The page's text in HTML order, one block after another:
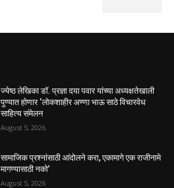
ज्येष्ठ लेखिका डॉ. प्रज्ञा दया पवार यांच्या अध्यक्षतेखाली
पुण्यात होणार ‘लोकशाहीर अण्णा भाऊ साठे विचारवेध
साहित्य संमेलन
August 5, 2026
सामाजिक प्रश्नांसाठी आंदोलने करा, एकामागे एक राजीनामे
मागण्यासाठी नको’
August 5, 2026